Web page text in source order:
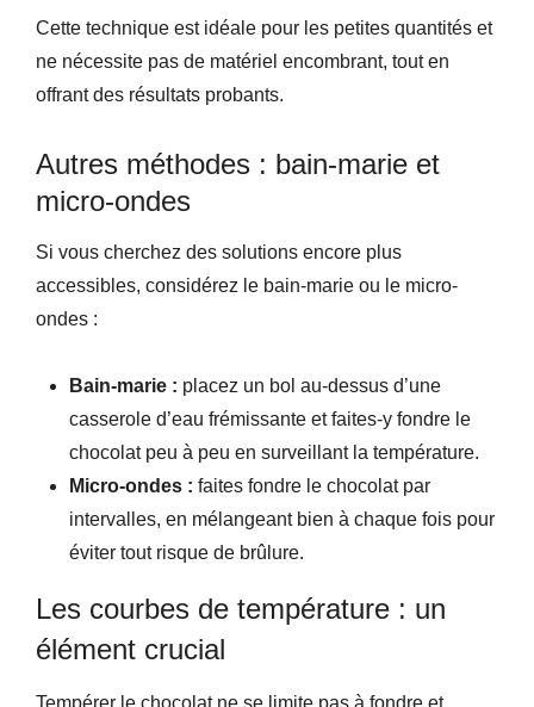
Cette technique est idéale pour les petites quantités et
ne nécessite pas de matériel encombrant, tout en
offrant des résultats probants.
Autres méthodes : bain-marie et
micro-ondes
Si vous cherchez des solutions encore plus
accessibles, considérez le bain-marie ou le micro-
ondes :
Bain-marie : placez un bol au-dessus d’une
casserole d’eau frémissante et faites-y fondre le
chocolat peu à peu en surveillant la température.
Micro-ondes : faites fondre le chocolat par
intervalles, en mélangeant bien à chaque fois pour
éviter tout risque de brûlure.
Les courbes de température : un
élément crucial
Tempérer le chocolat ne se limite pas à fondre et